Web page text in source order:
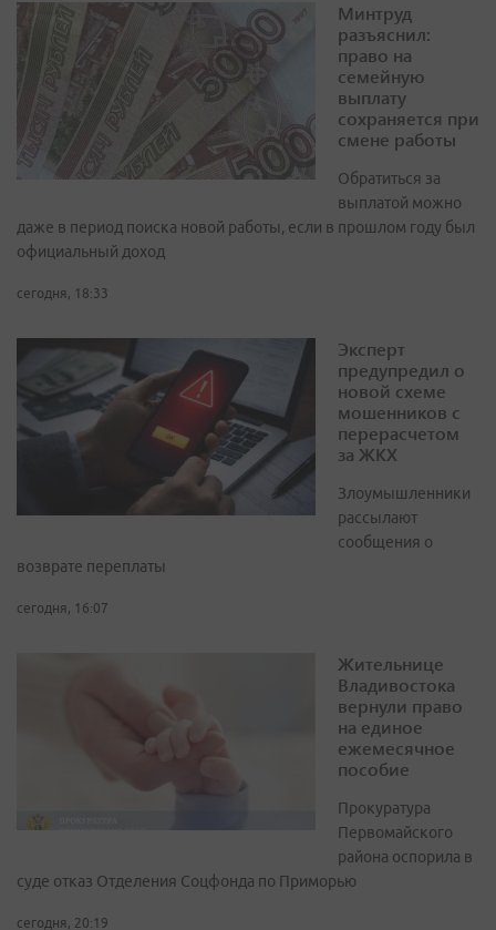
Минтруд
разъяснил:
право на
семейную
выплату
сохраняется при
смене работы
Обратиться за
выплатой можно
даже в период поиска новой работы, если в прошлом году был
официальный доход
сегодня, 18:33
Эксперт
предупредил о
новой схеме
мошенников с
перерасчетом
за ЖКХ
Злоумышленники
рассылают
сообщения о
возврате переплаты
сегодня, 16:07
Жительнице
Владивостока
вернули право
на единое
ежемесячное
пособие
Прокуратура
Первомайского
района оспорила в
суде отказ Отделения Соцфонда по Приморью
сегодня, 20:19